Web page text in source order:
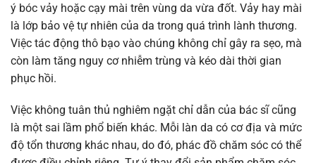
ý bóc vảy hoặc cạy mài trên vùng da vừa đốt. Vảy hay mài
là lớp bảo vệ tự nhiên của da trong quá trình lành thương.
Việc tác động thô bạo vào chúng không chỉ gây ra sẹo, mà
còn làm tăng nguy cơ nhiễm trùng và kéo dài thời gian
phục hồi.
Việc không tuân thủ nghiêm ngặt chỉ dẫn của bác sĩ cũng
là một sai lầm phổ biến khác. Mỗi làn da có cơ địa và mức
độ tổn thương khác nhau, do đó, phác đồ chăm sóc có thể